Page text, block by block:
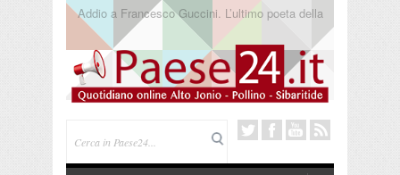
Saracena. Presentato “America”, il romanzo di Luigi
Pandolfi che racconta l’emigrazione